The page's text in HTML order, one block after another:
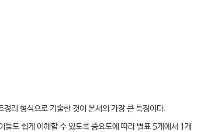
리 형식으로 기술한 것이 본서의 가장 큰 특징이다.
도 쉽게 이해할 수 있도록 중요도에 따라 별표 5개에서 1개